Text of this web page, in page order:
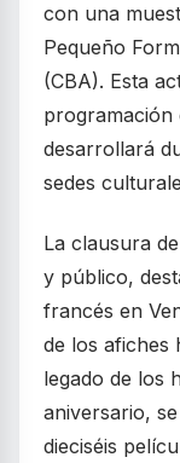
con una
Pequeño
(CBA). Esta
programación
desarrollará
sedes
La clausura
y público,
francés en
de los afiches
legado de los
aniversario,
dieciséis